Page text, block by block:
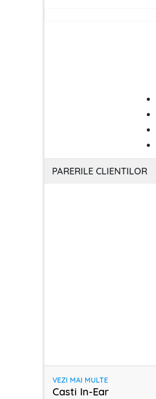
PARERILE CLIENTILOR
VEZI MAI MULTE
Casti In-Ear